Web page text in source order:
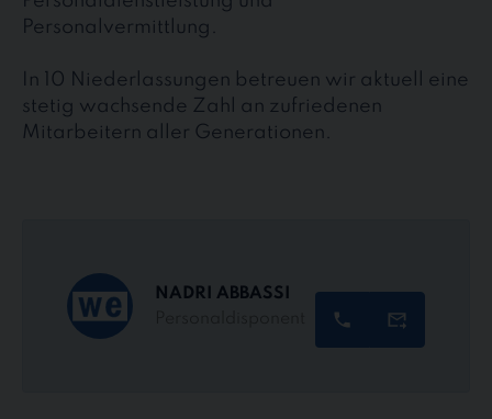
Personalvermittlung.
In 10 Niederlassungen betreuen wir aktuell eine
stetig wachsende Zahl an zufriedenen
Mitarbeitern aller Generationen.
NADRI ABBASSI